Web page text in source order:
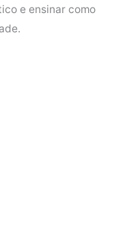
e ensinar como